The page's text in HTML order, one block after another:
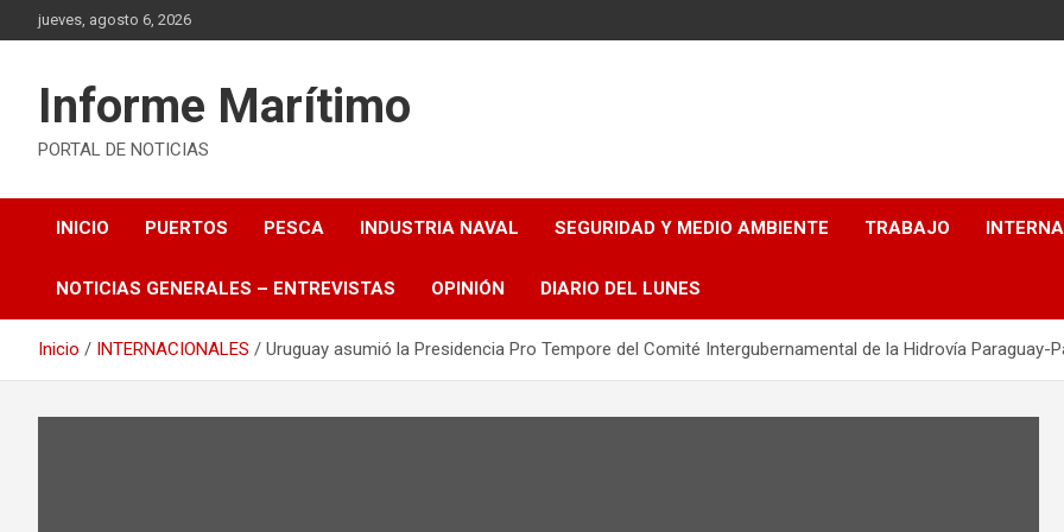
Saltar
al
jueves, agosto 6, 2026
Informe Marítimo
PORTAL DE NOTICIAS
INICIO PUERTOS PESCA INDUSTRIA NAVAL SEGURIDAD Y MEDIO AMBIENTE TRABAJO
NOTICIAS GENERALES – ENTREVISTAS OPINIÓN DIARIO DEL LUNES
Inicio INTERNACIONALES Uruguay asumió la Presidencia Pro Tempore del Comité Intergubernamental de la Hidrovía Paraguay-